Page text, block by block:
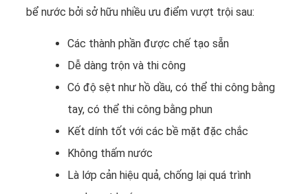
bể nước bởi sở hữu nhiều ưu điểm vượt trội sau:
Các thành phần được chế tạo sẵn
Dễ dàng trộn và thi công
Có độ sệt như hồ dầu, có thể thi công bằng
tay, có thể thi công bằng phun
Kết dính tốt với các bề mặt đặc chắc
Không thấm nước
Là lớp cản hiệu quả, chống lại quá trình